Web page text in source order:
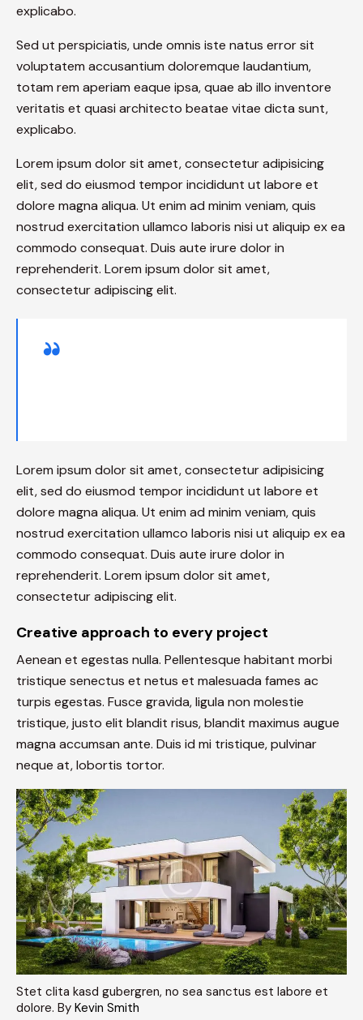
explicabo.
Sed ut perspiciatis, unde omnis iste natus error sit
voluptatem accusantium doloremque laudantium,
totam rem aperiam eaque ipsa, quae ab illo inventore
veritatis et quasi architecto beatae vitae dicta sunt,
explicabo.
Lorem ipsum dolor sit amet, consectetur adipisicing
elit, sed do eiusmod tempor incididunt ut labore et
dolore magna aliqua. Ut enim ad minim veniam, quis
nostrud exercitation ullamco laboris nisi ut aliquip ex ea
commodo consequat. Duis aute irure dolor in
reprehenderit. Lorem ipsum dolor sit amet,
consectetur adipiscing elit.
Lorem ipsum dolor sit amet, consectetur adipisicing
elit, sed do eiusmod tempor incididunt ut labore et
dolore magna aliqua. Ut enim ad minim veniam, quis
nostrud exercitation ullamco laboris nisi ut aliquip ex ea
commodo consequat. Duis aute irure dolor in
reprehenderit. Lorem ipsum dolor sit amet,
consectetur adipiscing elit.
Creative approach to every project
Aenean et egestas nulla. Pellentesque habitant morbi
tristique senectus et netus et malesuada fames ac
turpis egestas. Fusce gravida, ligula non molestie
tristique, justo elit blandit risus, blandit maximus augue
magna accumsan ante. Duis id mi tristique, pulvinar
neque at, lobortis tortor.
Stet clita kasd gubergren, no sea sanctus est labore et
dolore. By Kevin Smith